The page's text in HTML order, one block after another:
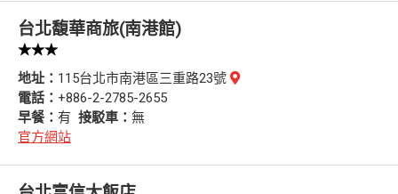
台北馥華商旅(南港館)
★★★
地址： 115台北市南港區三重路23號
電話： +886-2-2785-2655
早餐： 有 接駁車： 無
官方網站